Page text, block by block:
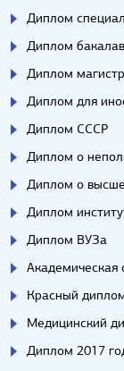
Диплом
Диплом
Диплом
Диплом для
Диплом СССР
Диплом о
Диплом о
Диплом
Диплом ВУЗа
Академическая
Красный
Медицинский
Диплом 2017